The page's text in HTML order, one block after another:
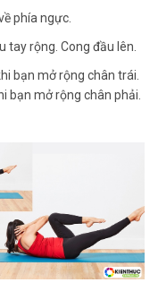
phía ngực.
tay rộng. Cong đầu lên.
bạn mở rộng chân trái.
bạn mở rộng chân phải.